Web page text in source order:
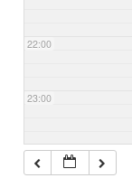
22:00
23:00